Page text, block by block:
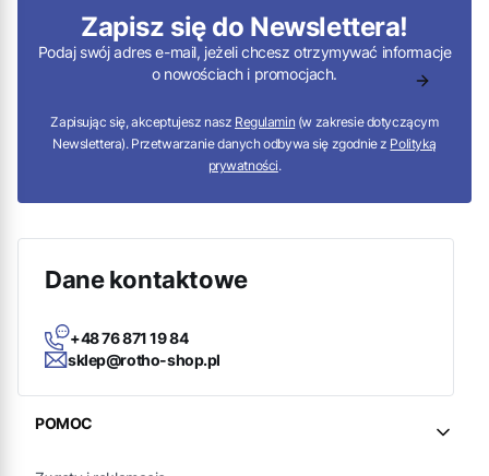
Zapisz się do Newslettera!
Podaj swój adres e-mail, jeżeli chcesz otrzymywać informacje
o nowościach i promocjach.
Zapisując się, akceptujesz nasz Regulamin (w zakresie dotyczącym
Newslettera). Przetwarzanie danych odbywa się zgodnie z Polityką
prywatności.
Dane kontaktowe
+48 76 871 19 84
sklep@rotho-shop.pl
Linki w stopce
POMOC